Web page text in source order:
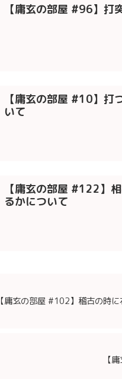
【庸玄の部屋 #96】打
【庸玄の部屋 #10】打
いて
【庸玄の部屋 #122】
るかについて
【庸玄の部屋 #102】稽古の時
【